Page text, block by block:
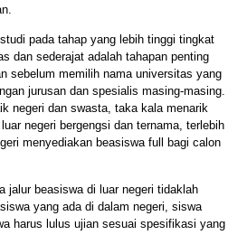
pada tahap yang lebih tinggi tingkat
dan sederajat adalah tahapan penting
sebelum memilih nama universitas yang
jurusan dan spesialis masing-masing.
negeri dan swasta, taka kala menarik
negeri bergengsi dan ternama, terlebih
menyediakan beasiswa full bagi calon
jalur beasiswa di luar negeri tidaklah
yang ada di dalam negeri, siswa
harus lulus ujian sesuai spesifikasi yang